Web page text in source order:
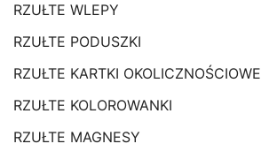
RZUŁTE WLEPY
RZUŁTE PODUSZKI
RZUŁTE KARTKI OKOLICZNOŚCIOWE
RZUŁTE KOLOROWANKI
RZUŁTE MAGNESY